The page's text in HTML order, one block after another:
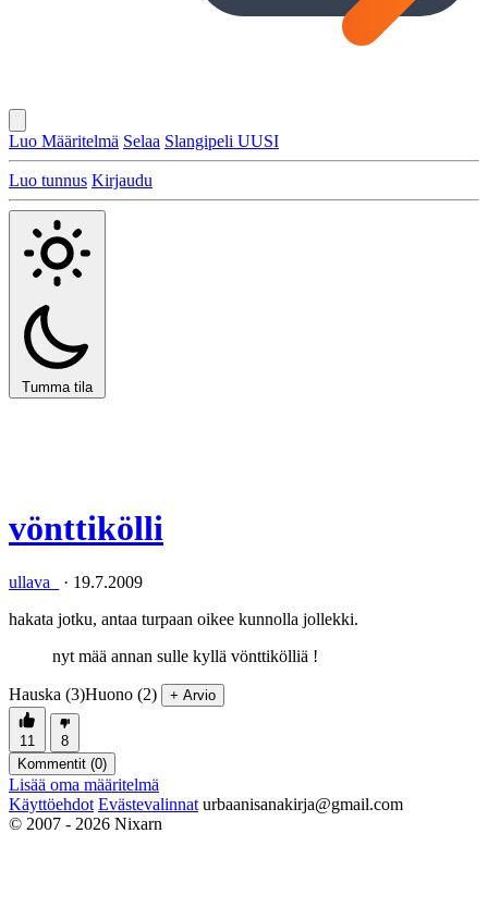
Luo Määritelmä Selaa Slangipeli UUSI
Luo tunnus Kirjaudu
Tumma tila
vönttikölli
ullava_ · 19.7.2009
hakata jotku, antaa turpaan oikee kunnolla jollekki.
nyt mää annan sulle kyllä vönttikölliä !
Hauska (3)Huono (2) + Arvio
11
8
Kommentit (0)
Lisää oma määritelmä
Käyttöehdot Evästevalinnat urbaanisanakirja@gmail.com
© 2007 - 2026 Nixarn